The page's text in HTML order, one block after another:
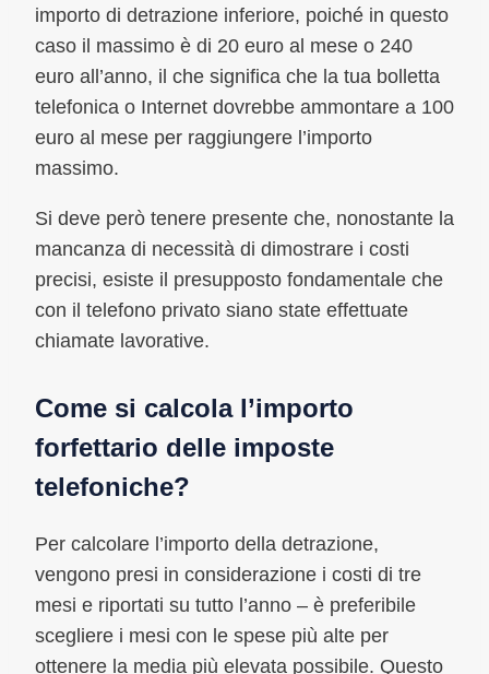
importo di detrazione inferiore, poiché in questo
caso il massimo è di 20 euro al mese o 240
euro all’anno, il che significa che la tua bolletta
telefonica o Internet dovrebbe ammontare a 100
euro al mese per raggiungere l’importo
massimo.
Si deve però tenere presente che, nonostante la
mancanza di necessità di dimostrare i costi
precisi, esiste il presupposto fondamentale che
con il telefono privato siano state effettuate
chiamate lavorative.
Come si calcola l’importo
forfettario delle imposte
telefoniche?
Per calcolare l’importo della detrazione,
vengono presi in considerazione i costi di tre
mesi e riportati su tutto l’anno – è preferibile
scegliere i mesi con le spese più alte per
ottenere la media più elevata possibile. Questo